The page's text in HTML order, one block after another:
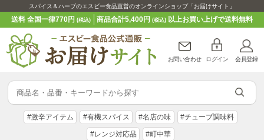
スパイス＆ハーブのエスビー食品直営のオンラインショップ「お届けサイト」
送料 全国一律770円(税込) 商品合計5,400円 (税込)以上お買い上げで送料無料
お問い合わせ ログイン 会員登録
#激辛アイテム #有機スパイス #名店の味 #チューブ調味料
#レンジ対応品 #町中華